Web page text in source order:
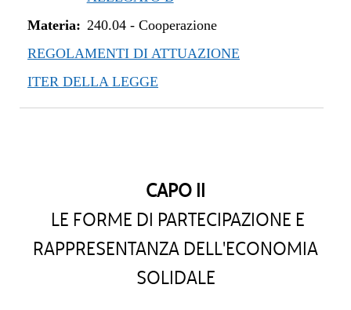
Materia: 240.04- Cooperazione
REGOLAMENTI DI ATTUAZIONE
ITER DELLA LEGGE
CAPO II
LE FORME DI PARTECIPAZIONE E
RAPPRESENTANZA DELL'ECONOMIA
SOLIDALE